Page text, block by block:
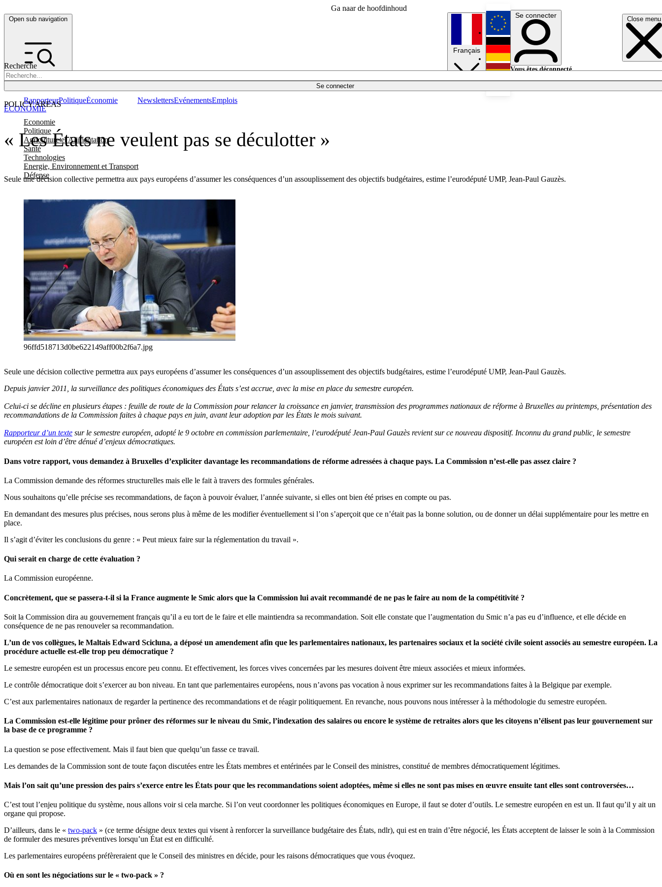
Ga naar de hoofdinhoud
Open sub navigation Close menu
Recherche
Se connecter
POLICY AREAS
Economie
Politique
Agriculture et Alimentation
Santé
Technologies
Energie, Environnement et Transport
Défense
RapporteurPolitiqueÉconomie NewslettersEvénementsEmplois
Français
English
Deutsch
Se connecter
Vous êtes déconnecté.
« Les États ne veulent pas se déculotter »
Seule une décision collective permettra aux pays européens d’assumer les conséquences d’un assouplissement des objectifs budgétaires, estime l’eurodéputé UMP, Jean-Paul Gauzès.
ÉCONOMIE
96ffd518713d0be622149aff00b2f6a7.jpg
Seule une décision collective permettra aux pays européens d’assumer les conséquences d’un assouplissement des objectifs budgétaires, estime l’eurodéputé UMP, Jean-Paul Gauzès.
Depuis janvier 2011, la surveillance des politiques économiques des États s’est accrue, avec la mise en place du semestre européen.
Celui-ci se décline en plusieurs étapes : feuille de route de la Commission pour relancer la croissance en janvier, transmission des programmes nationaux de réforme à Bruxelles au printemps, présentation des
recommandations de la Commission faites à chaque pays en juin, avant leur adoption par les États le mois suivant.
Rapporteur d’un texte sur le semestre européen, adopté le 9 octobre en commission parlementaire, l’eurodéputé Jean-Paul Gauzès revient sur ce nouveau dispositif. Inconnu du grand public, le semestre
européen est loin d’être dénué d’enjeux démocratiques.
Dans votre rapport, vous demandez à Bruxelles d’expliciter davantage les recommandations de réforme adressées à chaque pays. La Commission n’est-elle pas assez claire ?
La Commission demande des réformes structurelles mais elle le fait à travers des formules générales.
Nous souhaitons qu’elle précise ses recommandations, de façon à pouvoir évaluer, l’année suivante, si elles ont bien été prises en compte ou pas.
En demandant des mesures plus précises, nous serons plus à même de les modifier éventuellement si l’on s’aperçoit que ce n’était pas la bonne solution, ou de donner un délai supplémentaire pour les mettre en
place.
Il s’agit d’éviter les conclusions du genre : « Peut mieux faire sur la réglementation du travail ».
Qui serait en charge de cette évaluation ?
La Commission européenne.
Concrètement, que se passera-t-il si la France augmente le Smic alors que la Commission lui avait recommandé de ne pas le faire au nom de la compétitivité ?
Soit la Commission dira au gouvernement français qu’il a eu tort de le faire et elle maintiendra sa recommandation. Soit elle constate que l’augmentation du Smic n’a pas eu d’influence, et elle décide en
conséquence de ne pas renouveler sa recommandation.
L’un de vos collègues, le Maltais Edward Scicluna, a déposé un amendement afin que les parlementaires nationaux, les partenaires sociaux et la société civile soient associés au semestre européen. La
procédure actuelle est-elle trop peu démocratique ?
Le semestre européen est un processus encore peu connu. Et effectivement, les forces vives concernées par les mesures doivent être mieux associées et mieux informées.
Le contrôle démocratique doit s’exercer au bon niveau. En tant que parlementaires européens, nous n’avons pas vocation à nous exprimer sur les recommandations faites à la Belgique par exemple.
C’est aux parlementaires nationaux de regarder la pertinence des recommandations et de réagir politiquement. En revanche, nous pouvons nous intéresser à la méthodologie du semestre européen.
La Commission est-elle légitime pour prôner des réformes sur le niveau du Smic, l’indexation des salaires ou encore le système de retraites alors que les citoyens n’élisent pas leur gouvernement sur
la base de ce programme ?
La question se pose effectivement. Mais il faut bien que quelqu’un fasse ce travail.
Les demandes de la Commission sont de toute façon discutées entre les États membres et entérinées par le Conseil des ministres, constitué de membres démocratiquement légitimes.
Mais l’on sait qu’une pression des pairs s’exerce entre les États pour que les recommandations soient adoptées, même si elles ne sont pas mises en œuvre ensuite tant elles sont controversées…
C’est tout l’enjeu politique du système, nous allons voir si cela marche. Si l’on veut coordonner les politiques économiques en Europe, il faut se doter d’outils. Le semestre européen en est un. Il faut qu’il y ait un
organe qui propose.
D’ailleurs, dans le « two-pack » (ce terme désigne deux textes qui visent à renforcer la surveillance budgétaire des États, ndlr), qui est en train d’être négocié, les États acceptent de laisser le soin à la Commission
de formuler des mesures préventives lorsqu’un État est en difficulté.
Les parlementaires européens préfèreraient que le Conseil des ministres en décide, pour les raisons démocratiques que vous évoquez.
Où en sont les négociations sur le « two-pack » ?